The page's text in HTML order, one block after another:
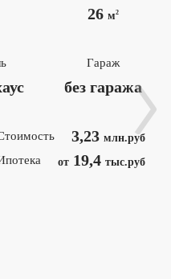
26 м2
Гараж
без гаража
3,23млн.руб
от 19,4тыс.руб